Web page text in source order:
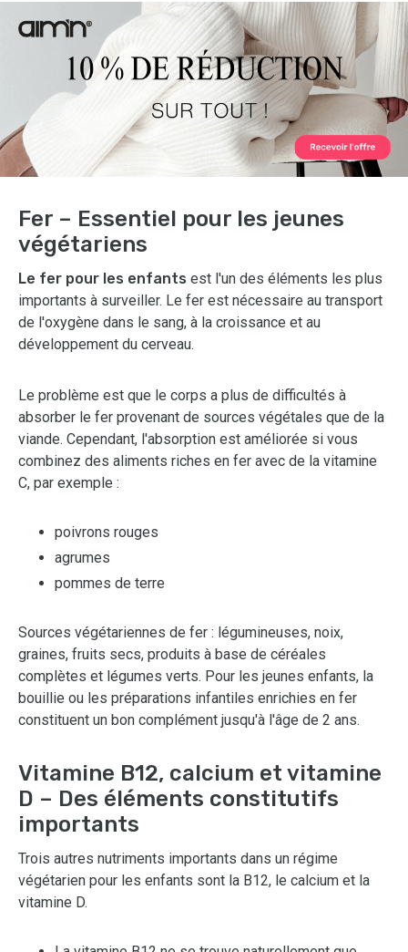
Fer – Essentiel pour les jeunes
végétariens
Le fer pour les enfants est l'un des éléments les plus
importants à surveiller. Le fer est nécessaire au transport
de l'oxygène dans le sang, à la croissance et au
développement du cerveau.
Le problème est que le corps a plus de difficultés à
absorber le fer provenant de sources végétales que de la
viande. Cependant, l'absorption est améliorée si vous
combinez des aliments riches en fer avec de la vitamine
C, par exemple :
poivrons rouges
agrumes
pommes de terre
Sources végétariennes de fer : légumineuses, noix,
graines, fruits secs, produits à base de céréales
complètes et légumes verts. Pour les jeunes enfants, la
bouillie ou les préparations infantiles enrichies en fer
constituent un bon complément jusqu'à l'âge de 2 ans.
Vitamine B12, calcium et vitamine
D – Des éléments constitutifs
importants
Trois autres nutriments importants dans un régime
végétarien pour les enfants sont la B12, le calcium et la
vitamine D.